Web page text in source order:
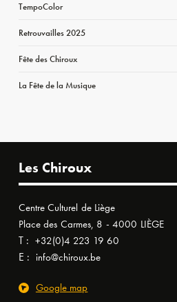
TempoColor
Retrouvailles 2025
Fête des Chiroux
La Fête de la Musique
Les Chiroux
Centre Culturel de Liège
Place des Carmes, 8 - 4000 LIÈGE
T : +32(0)4 223 19 60
E : info@chiroux.be
Google map